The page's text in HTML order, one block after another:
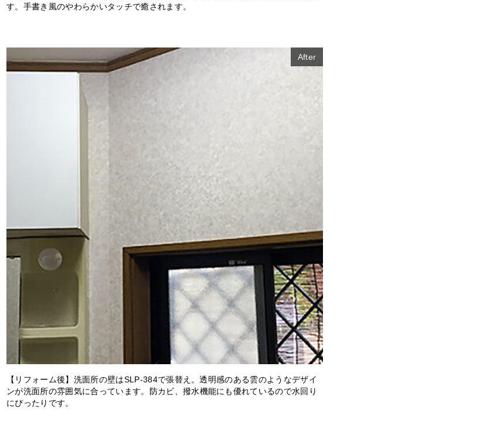
す。手書き風のやわらかいタッチで癒されます。
After
【リフォーム後】洗面所の壁はSLP-384で張替え。透明感のある雲のようなデザイ
ンが洗面所の雰囲気に合っています。防カビ、撥水機能にも優れているので水回り
にぴったりです。